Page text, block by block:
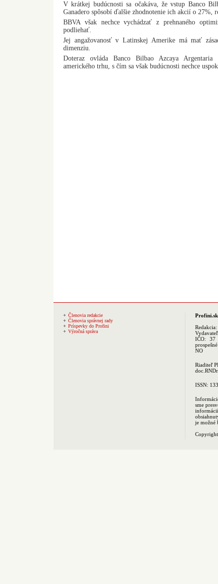
V krátkej budúcnosti sa očakáva, že vstup Banco
Ganadero spôsobí ďalšie zhodnotenie ich akcií o 27%,
BBVA však nechce vychádzať z prehnaného
podliehať.
Jej angažovanosť v Latinskej Amerike má mať
dimenziu.
Doteraz ovláda Banco Bilbao Azcaya
amerického trhu, s čím sa však budúcnosti nechce
Členovia redakcie
Členovia správnej rady
Príspevky do Profini
Výročná správa
Profini.sk
Redakcia:
IČO: 37
NO
Riaditeľ
ISSN:
sme
je možné